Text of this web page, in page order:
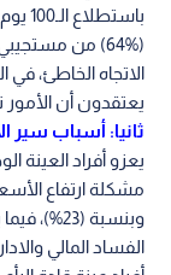
باستطلاع الـ100 يوم على تشكيل حكومة الرزاز.
(64%) من
الاتجاه الخاطئ،
يعتقدون أن الأمور
ثانيا: أسباب سير
يعزو أفراد العينة
مشكلة ارتفاع
الفساد المالي